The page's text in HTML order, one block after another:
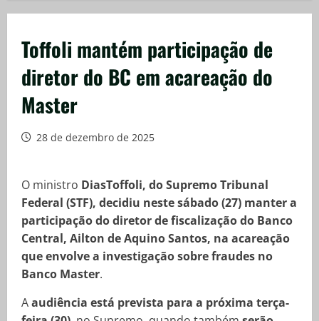
Toffoli mantém participação de
diretor do BC em acareação do
Master
28 de dezembro de 2025
O ministro DiasToffoli, do Supremo Tribunal
Federal (STF), decidiu neste sábado (27) manter a
participação do diretor de fiscalização do Banco
Central, Ailton de Aquino Santos, na acareação
que envolve a investigação sobre fraudes no
Banco Master.
Aaudiência está prevista para a próxima terça-